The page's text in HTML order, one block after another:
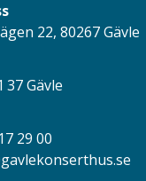
22, 80267 Gävle
37 Gävle
29 00